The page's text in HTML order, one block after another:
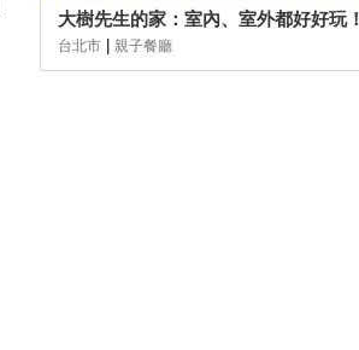
大樹先生的家：室內、室外都好好玩！
台北市 親子餐廳